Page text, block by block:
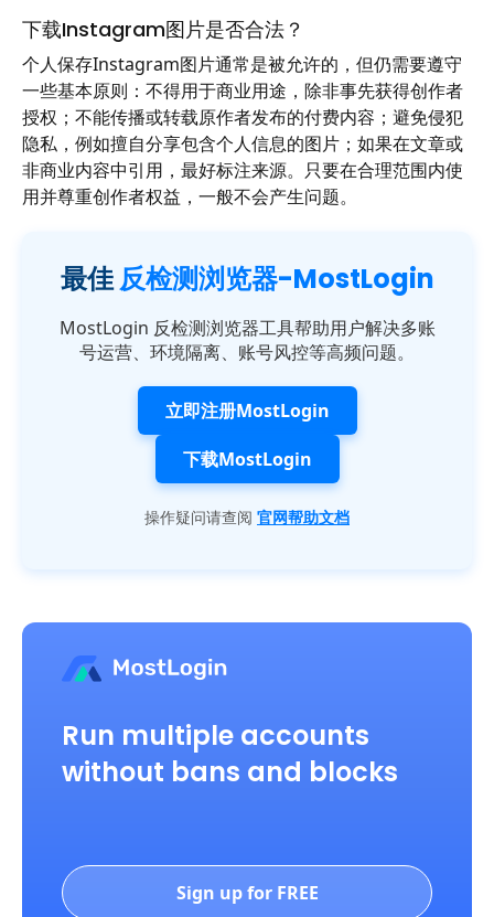
下载Instagram图片是否合法？
个人保存Instagram图片通常是被允许的，但仍需要遵守
一些基本原则：不得用于商业用途，除非事先获得创作者
授权；不能传播或转载原作者发布的付费内容；避免侵犯
隐私，例如擅自分享包含个人信息的图片；如果在文章或
非商业内容中引用，最好标注来源。只要在合理范围内使
用并尊重创作者权益，一般不会产生问题。
最佳反检测浏览器-MostLogin
MostLogin 反检测浏览器工具帮助用户解决多账
号运营、环境隔离、账号风控等高频问题。
立即注册MostLogin
下载MostLogin
操作疑问请查阅 官网帮助文档
Run multiple accounts
without bans and blocks
Sign up for FREE